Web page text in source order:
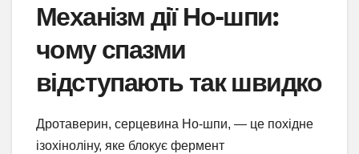
Механізм дії Но-шпи:
чому спазми
відступають так швидко
Дротаверин, серцевина Но-шпи, — це похідне
ізохіноліну, яке блокує фермент